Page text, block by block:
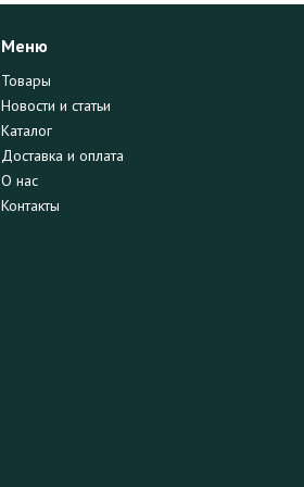
Меню
Товары
Новости и статьи
Каталог
Доставка и оплата
О нас
Контакты